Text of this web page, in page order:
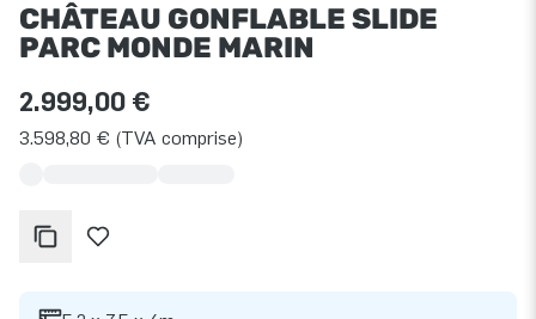
CHÂTEAU GONFLABLE SLIDE
PARC MONDE MARIN
2.999,00 €
3.598,80 € (TVA comprise)